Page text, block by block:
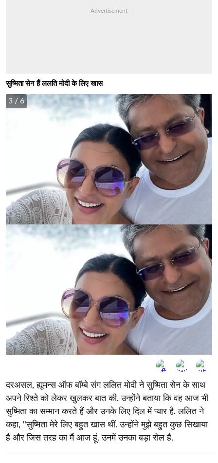
---Advertisement---
सुष्मिता सेन हैं ललति मोदी के लिए खास
3 / 6
दरअसल, ह्यूमन्स ऑफ बॉम्बे संग ललित मोदी ने सुष्मिता सेन के साथ
अपने रिश्ते को लेकर खुलकर बात की. उन्होंने बताया कि वह आज भी
सुष्मिता का सम्मान करते हैं और उनके लिए दिल में प्यार है. ललित ने
कहा, "सुष्मिता मेरे लिए बहुत खास थीं. उन्होंने मुझे बहुत कुछ सिखाया
है और जिस तरह का मैं आज हूं. उनमें उनका बड़ा रोल है.